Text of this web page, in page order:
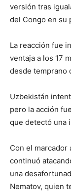
versión tras
del Congo en su
La reacción fue
ventaja a los 17
desde temprano
Uzbekistán
pero la acción
que detectó una
Con el marcador
continuó
una
Nematov, quien